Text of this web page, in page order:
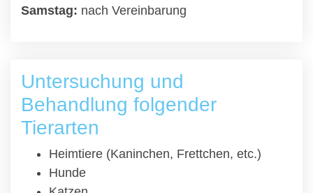
Samstag: nach Vereinbarung
Untersuchung und
Behandlung folgender
Tierarten
Heimtiere (Kaninchen, Frettchen, etc.)
Hunde